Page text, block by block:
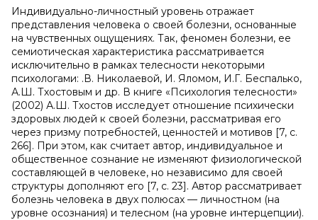
Индивидуально-личностный уровень отражает
представления человека о своей болезни, основанные
на чувственных ощущениях. Так, феномен болезни, ее
семиотическая характеристика рассматривается
исключительно в рамках телесности некоторыми
психологами: .В. Николаевой, И. Яломом, И.Г. Беспалько,
А.Ш. Тхостовым и др. В книге «Психология телесности»
(2002) А.Ш. Тхостов исследует отношение психически
здоровых людей к своей болезни, рассматривая его
через призму потребностей, ценностей и мотивов [7, с.
266]. При этом, как считает автор, индивидуальное и
общественное сознание не изменяют физиологической
составляющей в человеке, но независимо для своей
структуры дополняют его [7, с. 23]. Автор рассматривает
болезнь человека в двух полюсах — личностном (на
уровне осознания) и телесном (на уровне интерцепции).